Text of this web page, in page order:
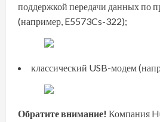
поддержкой передачи данных по
(например, E5573Cs-322);
классический USB-модем
Обратите внимание! Компания